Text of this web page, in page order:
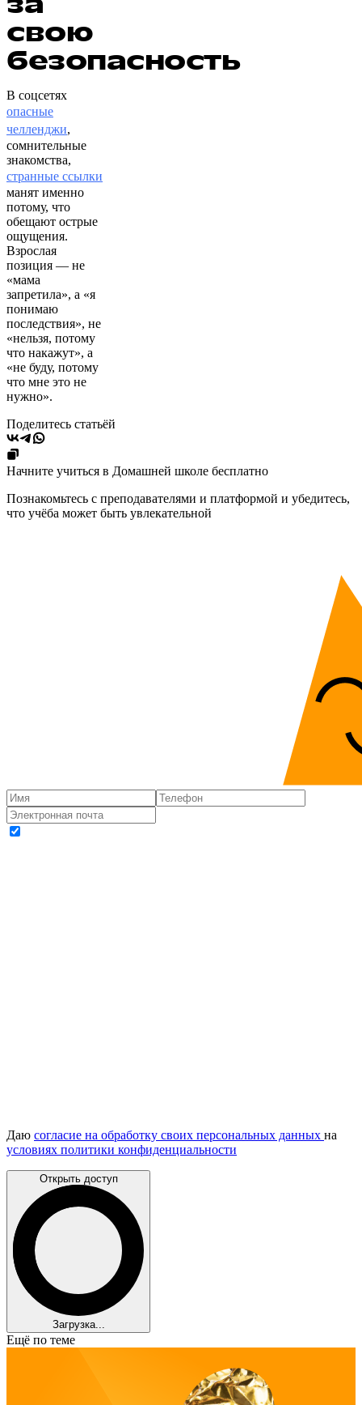
свою
безопасность
В соцсетях
опасные
челленджи,
сомнительные
знакомства,
странные ссылки
манят именно
потому, что
обещают острые
ощущения.
Взрослая
позиция — не
«мама
запретила», а «я
понимаю
последствия», не
«нельзя, потому
что накажут», а
«не буду, потому
что мне это не
нужно».
Поделитесь статьёй
Начните учиться в Домашней школе бесплатно
Познакомьтесь с преподавателями и платформой и убедитесь,
что учёба может быть увлекательной
Даю согласие на обработку своих персональных данных на
условиях политики конфиденциальности
Открыть доступ
Загрузка...
Ещё по теме